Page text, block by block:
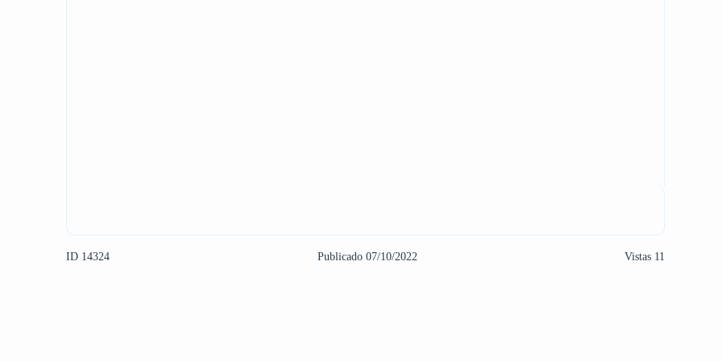
ID 14324 Publicado 07/10/2022 Vistas 11